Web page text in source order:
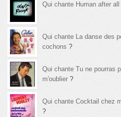
Qui chante Human after all
Qui chante La danse des
cochons ?
Qui chante Tu ne pourras
m'oublier ?
Qui chante Cocktail chez
?